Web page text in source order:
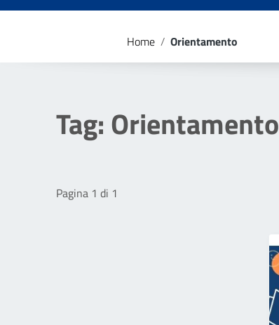
Home / Orientamento
Tag:Orientamento
Pagina 1 di 1